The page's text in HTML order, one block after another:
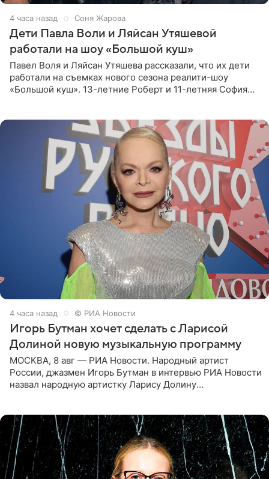
4 часа назад Соня Жарова
Дети Павла Воли и Ляйсан Утяшевой
работали на шоу «Большой куш»
Павел Воля и Ляйсан Утяшева рассказали, что их дети
работали на съемках нового сезона реалити-шоу
«Большой куш». 13-летние Роберт и 11-летняя София
4 часа назад © РИА Новости
Игорь Бутман хочет сделать с Ларисой
Долиной новую музыкальную программу
МОСКВА, 8 авг — РИА Новости. Народный артист
России, джазмен Игорь Бутман в интервью РИА Новости
назвал народную артистку Ларису Долину